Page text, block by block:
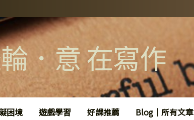
．意 在寫作
困境 遊戲學習 好課推薦 Blog｜所有文章